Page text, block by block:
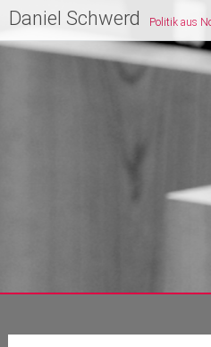
Zum
Inhalt
springen
Daniel Schwerd Politik aus